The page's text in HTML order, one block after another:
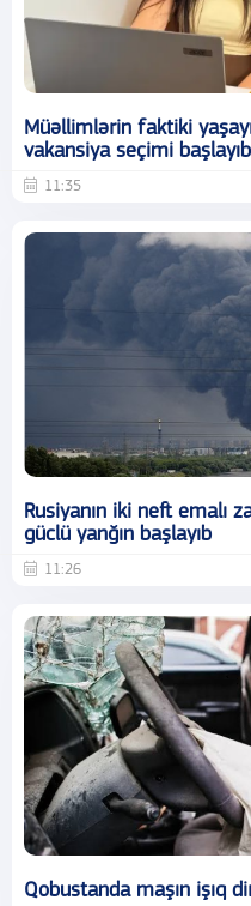
Müəllimlərin faktiki
vakansiya seçimi başlayıb
11:35
Rusiyanın iki neft emalı
güclü yanğın başlayıb
11:26
Qobustanda maşın işıq